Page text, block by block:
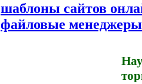
шаблоны сайтов
файловые